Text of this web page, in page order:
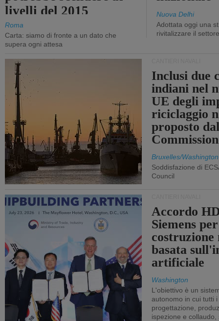
livelli del 2015
Roma
Carta: siamo di fronte a un dato che
supera ogni attesa
Nuova Delhi
Adottata oggi una
rivitalizzare il settore
Inclusi due
indiani nel
UE degli
riciclaggio
proposto
Bruxelles/Washington
Soddisfazione di
Council
Accordo
Siemens
costruzione
basata
artificiale
Washington
L'obiettivo è un
autonomo in cui tutti
progettazione,
ispezione e collaudo,